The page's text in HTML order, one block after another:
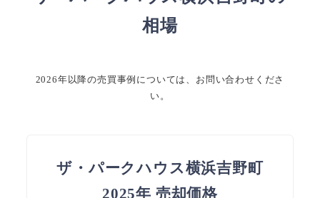
相場
2026年以降の売買事例については、お問い合わせくださ
い。
ザ・パークハウス横浜吉野町
2025年 売却価格